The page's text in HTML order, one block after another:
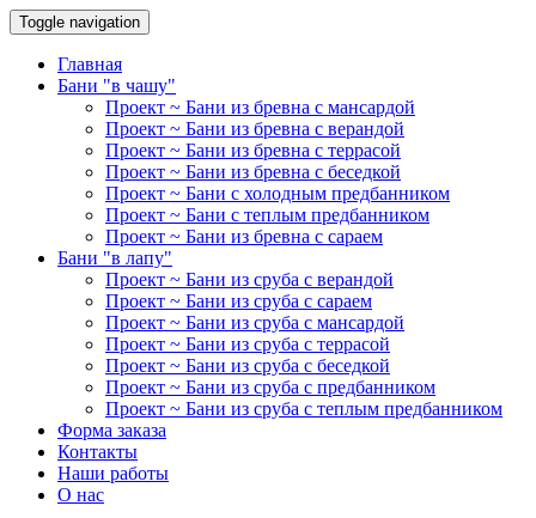
Toggle navigation
Главная
Бани "в чашу"
Проект ~ Бани из бревна с мансардой
Проект ~ Бани из бревна с верандой
Проект ~ Бани из бревна с террасой
Проект ~ Бани из бревна с беседкой
Проект ~ Бани с холодным предбанником
Проект ~ Бани с теплым предбанником
Проект ~ Бани из бревна с сараем
Бани "в лапу"
Проект ~ Бани из сруба с верандой
Проект ~ Бани из сруба с сараем
Проект ~ Бани из сруба с мансардой
Проект ~ Бани из сруба с террасой
Проект ~ Бани из сруба с беседкой
Проект ~ Бани из сруба с предбанником
Проект ~ Бани из сруба с теплым предбанником
Форма заказа
Контакты
Наши работы
О нас